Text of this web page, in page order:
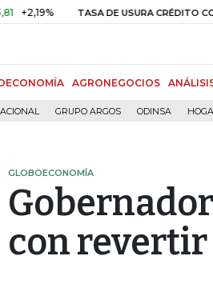
TASA DE USURA CRÉDITO
AGRONEGOCIOS
GRUPO ARGOS ODINSA
GLOBOECONOMÍA
con revertir